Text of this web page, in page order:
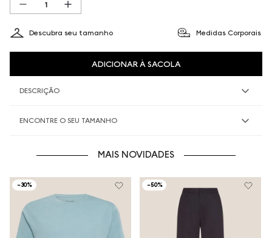
Descubra seu tamanho Medidas Corporais
ADICIONAR À SACOLA
DESCRIÇÃO
ENCONTRE O SEU TAMANHO
MAIS NOVIDADES
-30% -50%